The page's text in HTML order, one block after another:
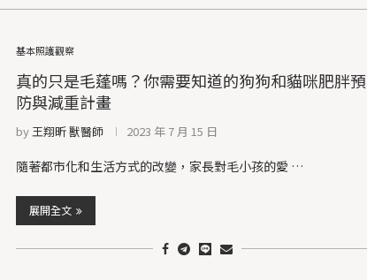
基本照護觀察
真的只是毛蓬嗎？你需要知道的狗狗和貓咪肥胖預
防與減重計畫
by王翔昕 獸醫師 2023 年 7 月 15 日
隨著都市化和生活方式的改變，家長對毛小孩的愛 …
展開全文